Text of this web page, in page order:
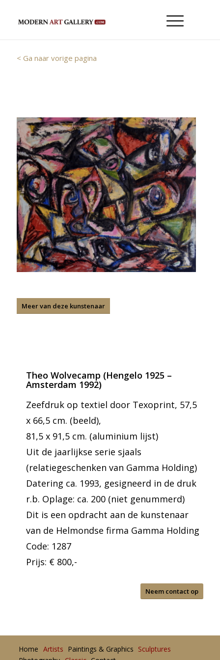
< Ga naar vorige pagina
Meer van deze kunstenaar
Theo Wolvecamp (Hengelo 1925 –
Amsterdam 1992)
Zeefdruk op textiel door Texoprint, 57,5
x 66,5 cm. (beeld),
81,5 x 91,5 cm. (aluminium lijst)
Uit de jaarlijkse serie sjaals
(relatiegeschenken van Gamma Holding)
Datering ca. 1993, gesigneerd in de druk
r.b. Oplage: ca. 200 (niet genummerd)
Dit is een opdracht aan de kunstenaar
van de Helmondse firma Gamma Holding
Code: 1287
Prijs: € 800,-
Neem contact op
Home Artists Paintings & Graphics Sculptures